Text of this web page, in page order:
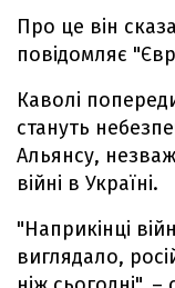
Про це він
повідомляє
Каволі
стануть
Альянсу,
війні в Україні.
"Наприкінці
виглядало,